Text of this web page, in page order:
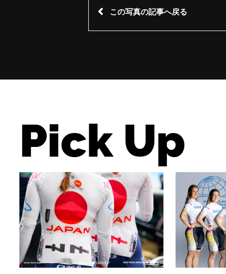
この写真の記事へ戻る
Pick Up